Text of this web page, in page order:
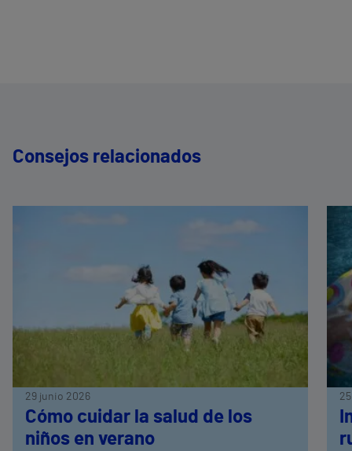
Consejos relacionados
29 junio 2026
Cómo cuidar la salud de los
niños en verano